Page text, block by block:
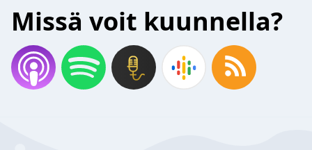
Missä voit kuunnella?